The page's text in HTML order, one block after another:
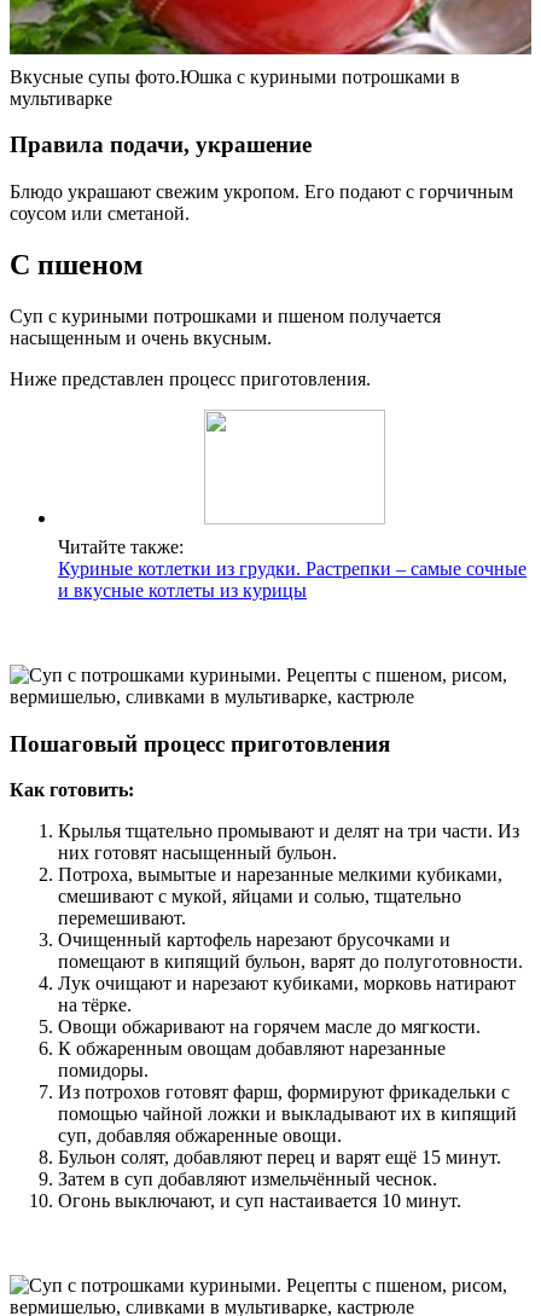
Вкусные супы фото.Юшка с куриными потрошками в
мультиварке
Правила подачи, украшение
Блюдо украшают свежим укропом. Его подают с горчичным
соусом или сметаной.
С пшеном
Суп с куриными потрошками и пшеном получается
насыщенным и очень вкусным.
Ниже представлен процесс приготовления.
Читайте также:
Куриные котлетки из грудки. Растрепки – самые сочные
и вкусные котлеты из курицы
Пошаговый процесс приготовления
Как готовить:
Крылья тщательно промывают и делят на три части. Из
них готовят насыщенный бульон.
Потроха, вымытые и нарезанные мелкими кубиками,
смешивают с мукой, яйцами и солью, тщательно
перемешивают.
Очищенный картофель нарезают брусочками и
помещают в кипящий бульон, варят до полуготовности.
Лук очищают и нарезают кубиками, морковь натирают
на тёрке.
Овощи обжаривают на горячем масле до мягкости.
К обжаренным овощам добавляют нарезанные
помидоры.
Из потрохов готовят фарш, формируют фрикадельки с
помощью чайной ложки и выкладывают их в кипящий
суп, добавляя обжаренные овощи.
Бульон солят, добавляют перец и варят ещё 15 минут.
Затем в суп добавляют измельчённый чеснок.
Огонь выключают, и суп настаивается 10 минут.